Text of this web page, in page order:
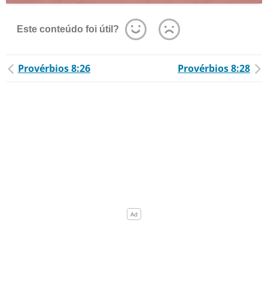
Este conteúdo foi útil?
Provérbios 8:26 Provérbios 8:28